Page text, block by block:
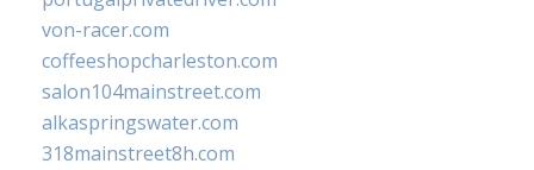
von-racer.com
coffeeshopcharleston.com
salon104mainstreet.com
alkaspringswater.com
318mainstreet8h.com